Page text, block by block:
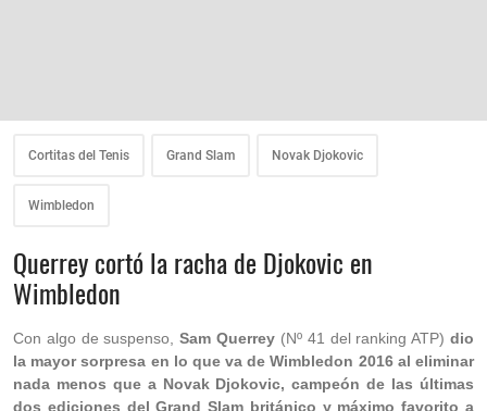
Cortitas del Tenis Grand Slam Novak Djokovic
Wimbledon
Querrey cortó la racha de Djokovic en
Wimbledon
Con algo de suspenso,Sam Querrey (Nº 41 del ranking ATP)dio
la mayor sorpresa en lo que va de Wimbledon 2016 al eliminar
nada menos que a Novak Djokovic, campeón de las últimas
dos ediciones del Grand Slam británico y máximo favorito a